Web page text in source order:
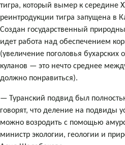
тигра, который вымер к середине
реинтродукции тигра запущена в
Создан государственный
идет работа над обеспечением
(увеличение поголовья бухарских
куланов — это нечто среднее
должно понравиться).
— Туранский подвид был
говорят, что деление на подвиды
можно возродить с помощью
министр экологии, геологии и